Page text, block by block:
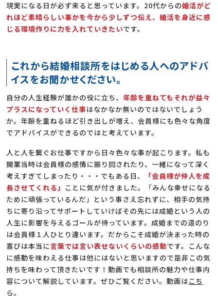
現実になる日が必ず来ると思っています。20代からの婚活がど
れほど素晴らしい事かを今から少しずつ伝え、婚活を身近に感
じる環境作りに力を入れていきたいです。
これから結婚相談所をはじめる人へのアドバ
イスをお聞かせください。
自分の人生経験が誰かの役に立ち、年齢を重ねてもそれが益々
プラスになっていく仕事はなかなか無いのではないでしょう
か。年齢を重ねるほど引き出しが増え、会員様にも色々な角度
でアドバイスができるのではと考えています。
人と人を繋ぐお仕事ですから日々色々な事が起こります。私も
開業当時は会員様の感情に振り回されたり、一緒になって深く
考えすぎてしまったり・・・でもある日、
「会員様が仲人を成
長させてくれる」 ことに気が付きました。「みんな幸せになる
ために頑張っているんだ」という事さえ忘れずに、相手の気持
ちに寄り沿ってサポートしていけばその先には成婚という人の
人生に影響を与えるゴールが待っています。成婚までの道のり
は会員様１人ひとり違います。だからこそ成婚が決まった時の
喜びは本当に言葉では言い表せないくらいの感動です。こんな
に感動を味わえる仕事は他にはないと思いますので是非この気
持ちを味わって頂きたいです！動画でも相談所の魅力や仕事内
容について解説しています。ぜひご覧ください。動画はこち
ら。